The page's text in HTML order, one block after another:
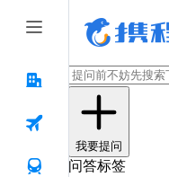
我要提问
问答标签